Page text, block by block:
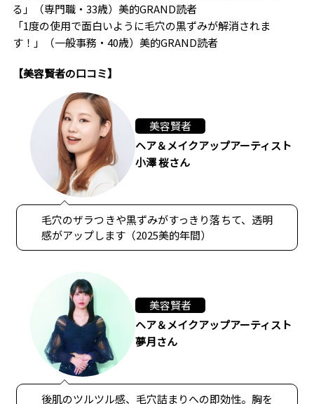
る」（専門職・33歳）美的GRAND読者
「1度の使用で面白いように毛穴の黒ずみが解消されま
す！」（一般事務・40歳）美的GRAND読者
【美容賢者の口コミ】
美容賢者
ヘア＆メイクアップアーティスト
小澤 桜さん
毛穴のザラつきや黒ずみがすっきり落ちて、透明
感がアップします（2025美的年間）
美容賢者
ヘア＆メイクアップアーティスト
夢月さん
後肌のツルツル感、毛穴詰まりへの即効性。胸を